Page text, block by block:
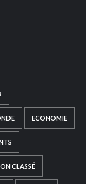
ECONOMIE
CLASSÉ